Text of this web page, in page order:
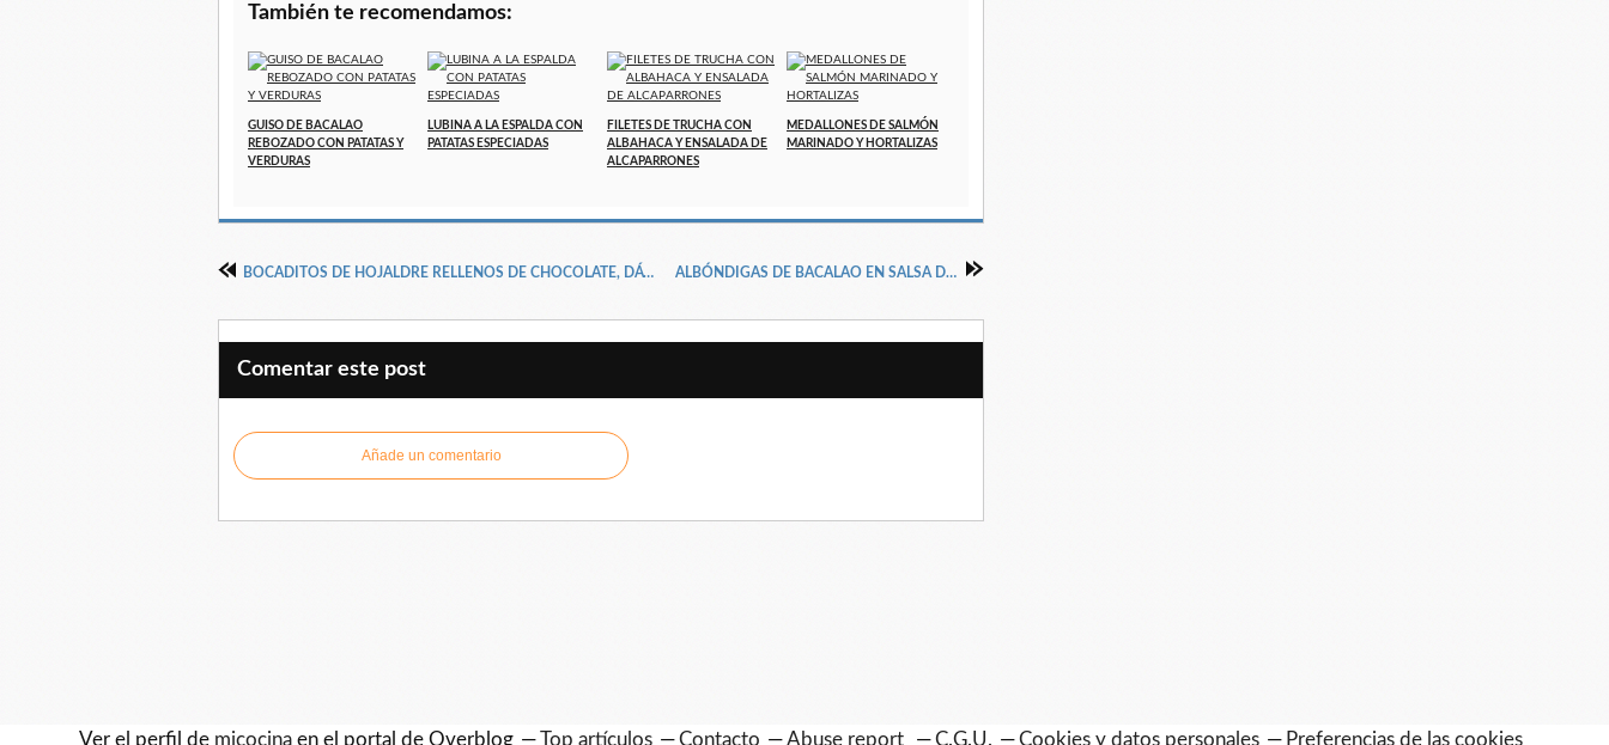
También te recomendamos:
GUISO DE BACALAO
REBOZADO CON PATATAS Y
VERDURAS
LUBINA A LA ESPALDA CON
PATATAS ESPECIADAS
FILETES DE TRUCHA CON
ALBAHACA Y ENSALADA DE
ALCAPARRONES
MEDALLONES DE SALMÓN
MARINADO Y HORTALIZAS
BOCADITOS DE HOJALDRE RELLENOS DE CHOCOLATE, DÁTILES Y ALMENDRAS ALBÓNDIGAS DE BACALAO EN SALSA DE ALMENDRAS
Comentar este post
Añade un comentario
Ver el perfil de micocina en el portal de Overblog Top artículos Contacto Abuse report C.G.U. Cookies y datos personales Preferencias de las cookies